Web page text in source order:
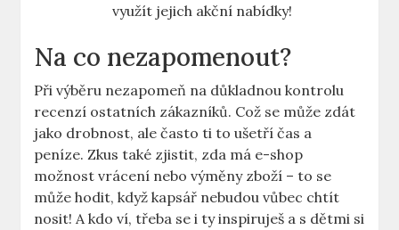
využít jejich akční nabídky!
Na co nezapomenout?
Při výběru nezapomeň na důkladnou kontrolu
recenzí ostatních zákazníků. Což se může zdát
jako drobnost, ale často ti to ušetří čas a
peníze. Zkus také zjistit, zda má e-shop
možnost vrácení nebo výměny zboží – to se
může hodit, když kapsář nebudou vůbec chtít
nosit! A kdo ví, třeba se i ty inspiruješ a s dětmi si